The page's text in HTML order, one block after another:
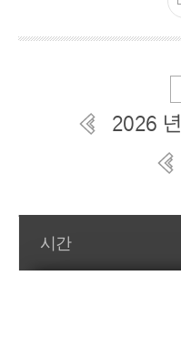
2026 년
일간 부서일정관리
시간